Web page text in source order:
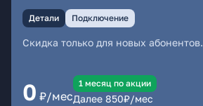
Детали Подключение
Скидка только для новых абонентов.
0 ₽/мес
1 месяц по акции
Далее 850₽/мес